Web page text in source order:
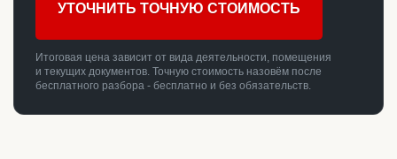
УТОЧНИТЬ ТОЧНУЮ СТОИМОСТЬ
Итоговая цена зависит от вида деятельности, помещения
и текущих документов. Точную стоимость назовём после
бесплатного разбора - бесплатно и без обязательств.